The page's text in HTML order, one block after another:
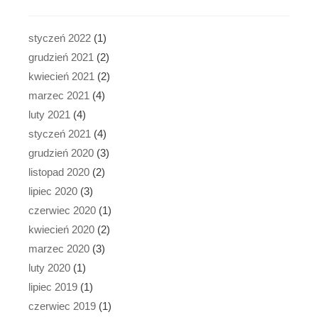
styczeń 2022 (1)
grudzień 2021 (2)
kwiecień 2021 (2)
marzec 2021 (4)
luty 2021 (4)
styczeń 2021 (4)
grudzień 2020 (3)
listopad 2020 (2)
lipiec 2020 (3)
czerwiec 2020 (1)
kwiecień 2020 (2)
marzec 2020 (3)
luty 2020 (1)
lipiec 2019 (1)
czerwiec 2019 (1)